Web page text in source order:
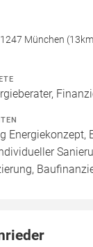
München
Energiekonzept,